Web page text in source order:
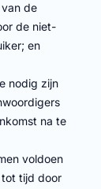
de
de niet-
en
nodig zijn
na te
voldoen
tijd door